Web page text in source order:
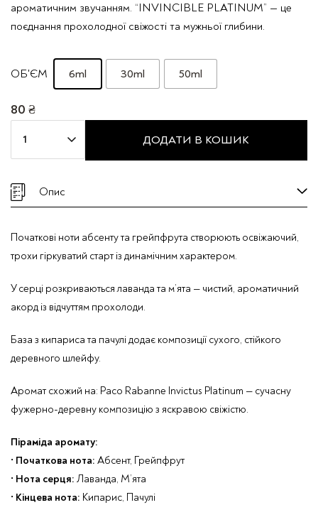
ароматичним звучанням. “INVINCIBLE PLATINUM” — це
поєднання прохолодної свіжості та мужньої глибини.
ОБ'ЄМ 6ml 30ml 50ml
80 ₴
Max
"INVINCIBLE
кількість
ДОДАТИ В КОШИК
Опис
Початкові ноти абсенту та грейпфрута створюють освіжаючий,
трохи гіркуватий старт із динамічним характером.
У серці розкриваються лаванда та м’ята — чистий, ароматичний
акорд із відчуттям прохолоди.
База з кипариса та пачулі додає композиції сухого, стійкого
деревного шлейфу.
Аромат схожий на: Paco Rabanne Invictus Platinum — сучасну
фужерно-деревну композицію з яскравою свіжістю.
Піраміда аромату:
• Початкова нота: Абсент, Грейпфрут
• Нота серця: Лаванда, М’ята
• Кінцева нота: Кипарис, Пачулі